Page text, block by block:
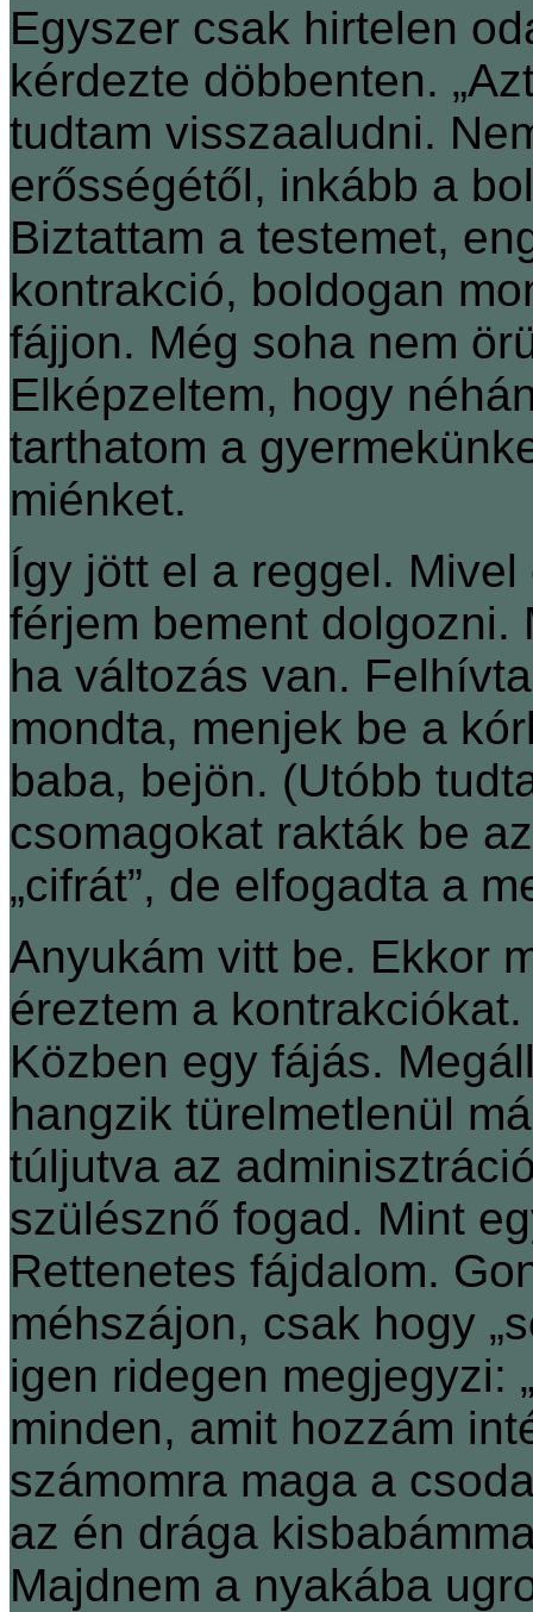
Egyszer csak hirtelen
kérdezte döbbenten.
tudtam visszaaludni.
erősségétől, inkább a
Biztattam a testemet,
kontrakció, boldogan
fájjon. Még soha nem
Elképzeltem, hogy
tarthatom a
miénket.
Így jött el a reggel.
férjem bement
ha változás van.
mondta, menjek be a
baba, bejön. (Utóbb
csomagokat rakták be
„cifrát”, de elfogadta a
Anyukám vitt be. Ekkor
éreztem a
Közben egy fájás.
hangzik türelmetlenül
túljutva az
szülésznő fogad. Mint
Rettenetes fájdalom.
méhszájon, csak hogy
igen ridegen megjegyzi:
minden, amit hozzám
számomra maga a
az én drága
Majdnem a nyakába